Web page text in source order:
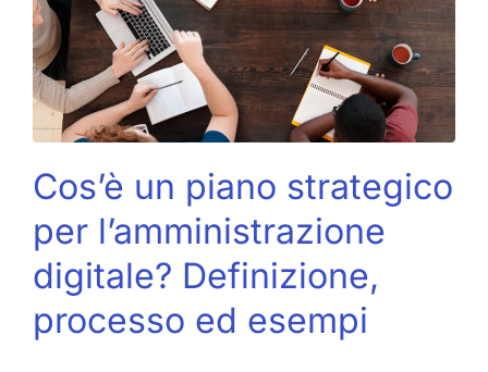
Cos’è un piano strategico
per l’amministrazione
digitale? Definizione,
processo ed esempi